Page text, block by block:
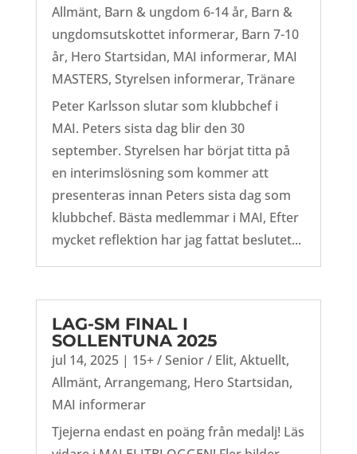
Allmänt, Barn & ungdom 6-14 år, Barn &
ungdomsutskottet informerar, Barn 7-10
år, Hero Startsidan, MAI informerar, MAI
MASTERS, Styrelsen informerar, Tränare
Peter Karlsson slutar som klubbchef i
MAI. Peters sista dag blir den 30
september. Styrelsen har börjat titta på
en interimslösning som kommer att
presenteras innan Peters sista dag som
klubbchef. Bästa medlemmar i MAI, Efter
mycket reflektion har jag fattat beslutet...
LAG-SM FINAL I
SOLLENTUNA 2025
jul 14, 2025| 15+ / Senior / Elit, Aktuellt,
Allmänt, Arrangemang, Hero Startsidan,
MAI informerar
Tjejerna endast en poäng från medalj! Läs